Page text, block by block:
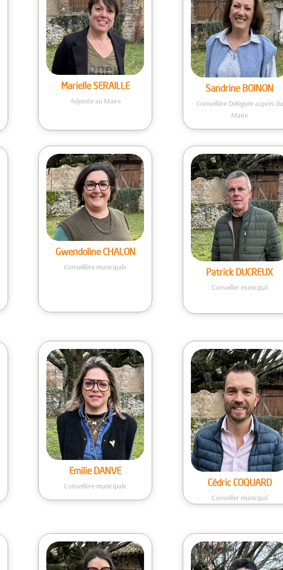
Marielle SERAILLE
Adjointe au Maire
Sandrine BOINON
Conseillère Déléguée auprès du
Maire
Gwendoline CHALON
Conseillère municipale Patrick DUCREUX
Conseiller municipal
Emilie DANVE
Conseillère municipale Cédric COQUARD
Conseiller municipal